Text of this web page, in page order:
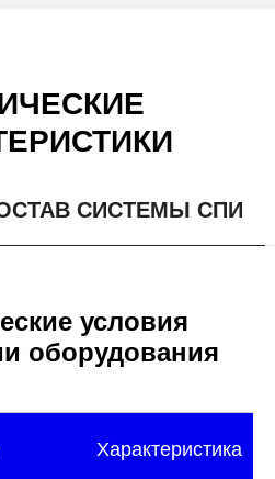
СИСТЕМЫ СПИ
условия
оборудования
Характеристика